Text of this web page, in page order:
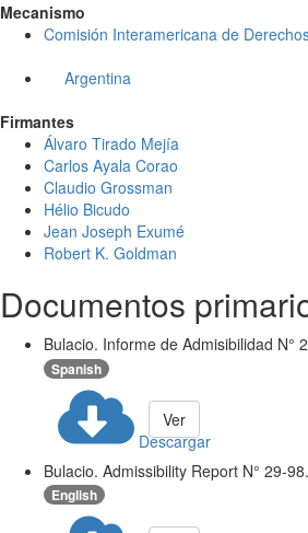
Mecanismo
Comisión Interamericana de
Argentina
Firmantes
Álvaro Tirado Mejía
Carlos Ayala Corao
Claudio Grossman
Hélio Bicudo
Jean Joseph Exumé
Robert K. Goldman
Documentos
Bulacio. Informe de Admisibilidad N°
Spanish
Descargar
Ver
Bulacio. Admissibility Report N° 29-
English